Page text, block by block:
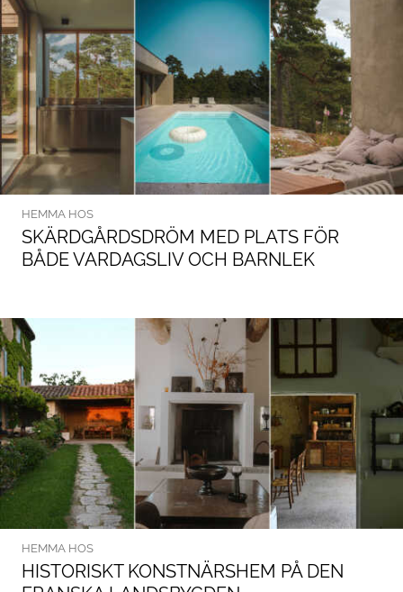
HEMMA HOS
SKÄRDGÅRDSDRÖM MED PLATS FÖR
BÅDE VARDAGSLIV OCH BARNLEK
HEMMA HOS
HISTORISKT KONSTNÄRSHEM PÅ DEN